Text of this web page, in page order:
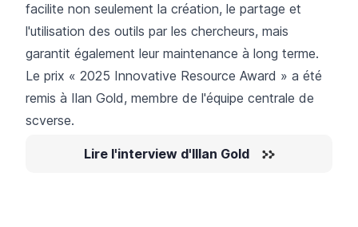
facilite non seulement la création, le partage et
l'utilisation des outils par les chercheurs, mais
garantit également leur maintenance à long terme.
Le prix « 2025 Innovative Resource Award » a été
remis à Ilan Gold, membre de l'équipe centrale de
scverse.
Lire l'interview d'Illan Gold